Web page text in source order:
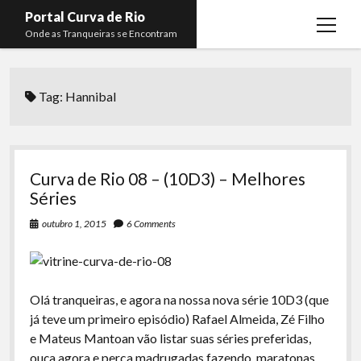
Portal Curva de Rio
Onde as Tranqueiras se Encontram
open
menu
Curva de Rio
Komos
La Siesta Podcast
Arquivo CDR
Papo Tranqueira
Membros
Lucas Oliveira
Kaique Xavier
Tag: Hannibal
Curva de Rio 08 – (10D3) – Melhores
Séries
outubro 1, 2015 6 Comments
Olá tranqueiras, e agora na nossa nova série 10D3 (que
já teve um primeiro episódio) Rafael Almeida, Zé Filho
e Mateus Mantoan vão listar suas séries preferidas,
ouça agora e perca madrugadas fazendo maratonas